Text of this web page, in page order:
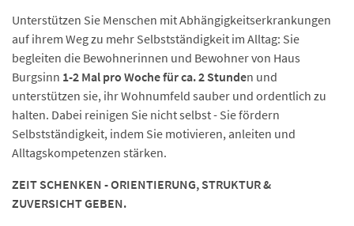
Unterstützen Sie Menschen mit Abhängigkeitserkrankungen
auf ihrem Weg zu mehr Selbstständigkeit im Alltag: Sie
begleiten die Bewohnerinnen und Bewohner von Haus
Burgsinn 1-2 Mal pro Woche für ca. 2 Stunden und
unterstützen sie, ihr Wohnumfeld sauber und ordentlich zu
halten. Dabei reinigen Sie nicht selbst - Sie fördern
Selbstständigkeit, indem Sie motivieren, anleiten und
Alltagskompetenzen stärken.
ZEIT SCHENKEN - ORIENTIERUNG, STRUKTUR &
ZUVERSICHT GEBEN.